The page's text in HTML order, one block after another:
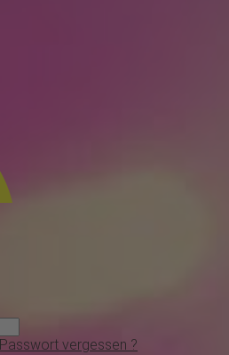
Passwort vergessen ?